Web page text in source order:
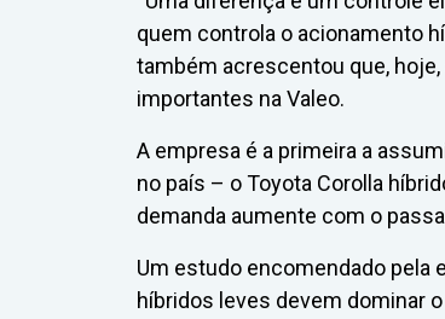
quem controla o acionamento
também acrescentou que,
importantes na Valeo.
A empresa é a primeira a
no país – o Toyota Corolla
demanda aumente com o
Um estudo encomendado pela
híbridos leves devem dominar